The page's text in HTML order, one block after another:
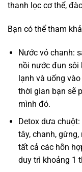
thanh lọc cơ thể,
Bạn có thể tham
Nước vỏ chanh:
nồi nước đun sôi
lạnh và uống
thời gian bạn sẽ
mình đó.
Detox dưa
tây, chanh,
tất cả các hỗn
duy trì khoảng 1